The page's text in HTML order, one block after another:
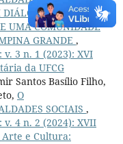
COM AS
UMA COMUNIDADE
GRANDE ,
3 n. 1 (2023): XVI
da UFCG
Santos Basílio Filho,
O
SOCIAIS ,
4 n. 2 (2024): XVII
Arte e Cultura: